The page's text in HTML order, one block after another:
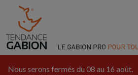
Nous serons fermés du 08 au 16 août.